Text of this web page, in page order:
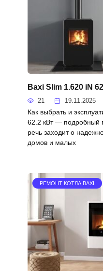
Baxi Slim 1.620 iN
21 19.11.2025
Как выбрать и
62.2 кВт — подробный
речь заходит о
домов и малых
РЕМОНТ КОТЛА BAXI